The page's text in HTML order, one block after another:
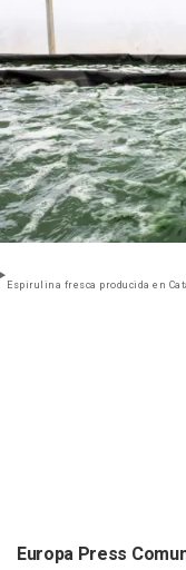
Espirulina fresca producida en
Europa Press